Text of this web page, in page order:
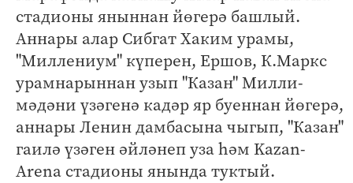
стадионы яныннан йөгерә башлый.
Аннары алар Сибгат Хаким урамы,
"Миллениум" күперен, Ершов, К.Маркс
урамнарыннан узып "Казан" Милли-
мәдәни үзәгенә кадәр яр буеннан йөгерә,
аннары Ленин дамбасына чыгып, "Казан"
гаилә үзәген әйләнеп уза һәм Kazan-
Arena стадионы янында туктый.